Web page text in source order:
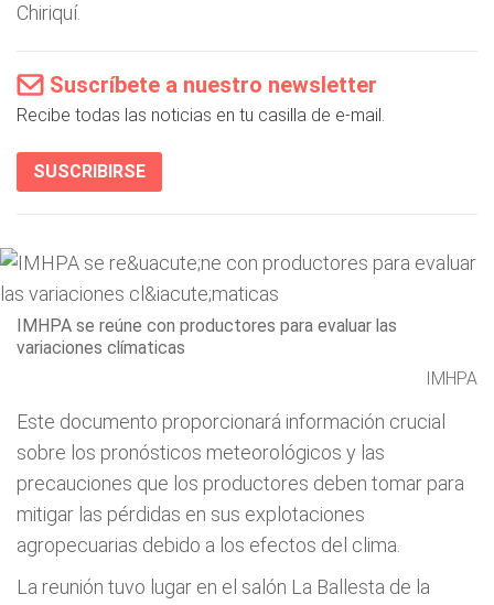
Chiriquí.
Suscríbete a nuestro newsletter
Recibe todas las noticias en tu casilla de e-mail.
SUSCRIBIRSE
IMHPA se reúne con productores para evaluar las
variaciones clímaticas
IMHPA
Este documento proporcionará información crucial
sobre los pronósticos meteorológicos y las
precauciones que los productores deben tomar para
mitigar las pérdidas en sus explotaciones
agropecuarias debido a los efectos del clima.
La reunión tuvo lugar en el salón La Ballesta de la